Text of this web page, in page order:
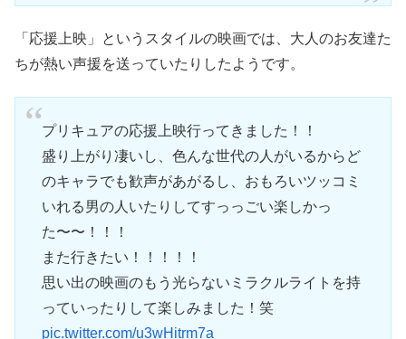
「応援上映」というスタイルの映画では、大人のお友達た
ちが熱い声援を送っていたりしたようです。
プリキュアの応援上映行ってきました！！
盛り上がり凄いし、色んな世代の人がいるからど
のキャラでも歓声があがるし、おもろいツッコミ
いれる男の人いたりしてすっっごい楽しかっ
た〜〜！！！
また行きたい！！！！！
思い出の映画のもう光らないミラクルライトを持
っていったりして楽しみました！笑
pic.twitter.com/u3wHitrm7a